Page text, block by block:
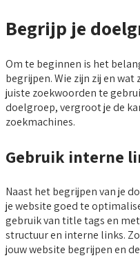
Begrijp je
Om te beginnen is het
begrijpen. Wie zijn zij en
juiste zoekwoorden te
doelgroep, vergroot je de
zoekmachines.
Gebruik interne
Naast het begrijpen van je
je website goed te
gebruik van title tags en
structuur en interne links.
jouw website begrijpen en